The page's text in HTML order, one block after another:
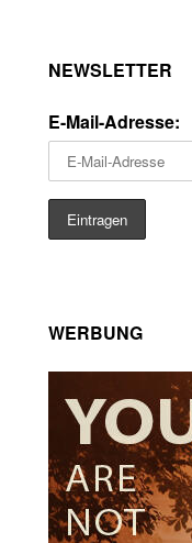
NEWSLETTER
E-Mail-Adresse:
WERBUNG